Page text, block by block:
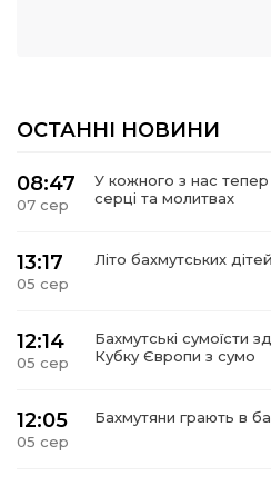
ОСТАННІ НОВИНИ
08:47
07 сер
У кожного з нас тепер
серці та молитвах
13:17
05 сер
Літо бахмутських дітей
12:14
05 сер
Бахмутські сумоїсти
Кубку Європи з сумо
12:05
05 сер
Бахмутяни грають в